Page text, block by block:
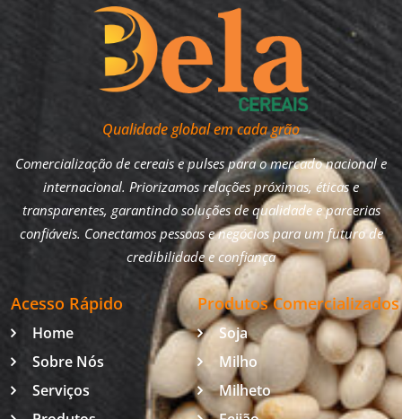
Qualidade global em cada grão
Comercialização de cereais e pulses para o mercado nacional e
internacional. Priorizamos relações próximas, éticas e
transparentes, garantindo soluções de qualidade e parcerias
confiáveis. Conectamos pessoas e negócios para um futuro de
credibilidade e confiança
Acesso Rápido
Home
Sobre Nós
Serviços
Produtos Comercializados
Soja
Milho
Milheto